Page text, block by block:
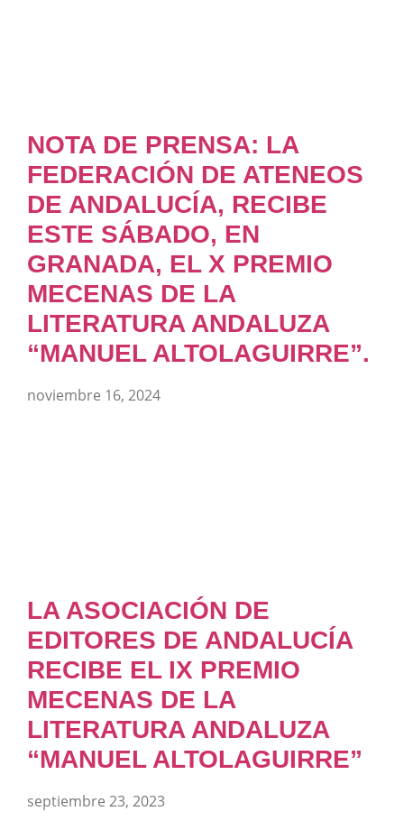
NOTA DE PRENSA: LA
FEDERACIÓN DE ATENEOS
DE ANDALUCÍA, RECIBE
ESTE SÁBADO, EN
GRANADA, EL X PREMIO
MECENAS DE LA
LITERATURA ANDALUZA
“MANUEL ALTOLAGUIRRE”.
noviembre 16, 2024
LA ASOCIACIÓN DE
EDITORES DE ANDALUCÍA
RECIBE EL IX PREMIO
MECENAS DE LA
LITERATURA ANDALUZA
“MANUEL ALTOLAGUIRRE”
septiembre 23, 2023